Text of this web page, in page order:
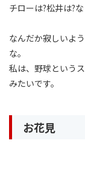
チローは?松井は?な
なんだか寂しいよ
な。
私は、野球という
みたいです。
お花見